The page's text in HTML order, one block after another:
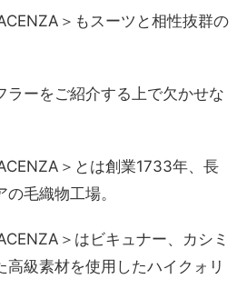
＞もスーツと相性抜群の
ラーをご紹介する上で欠かせな
＞とは創業1733年、長
毛織物工場。
＞はビキュナー、カシミ
高級素材を使用したハイクォリ